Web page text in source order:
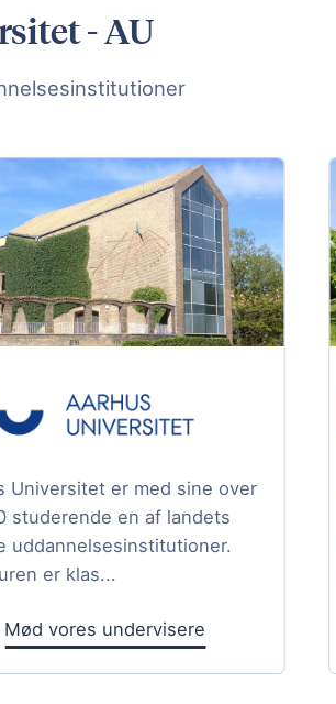
- AU
Universitet er med sine over
studerende en af landets
uddannelsesinstitutioner.
er klas...
Mød vores undervisere